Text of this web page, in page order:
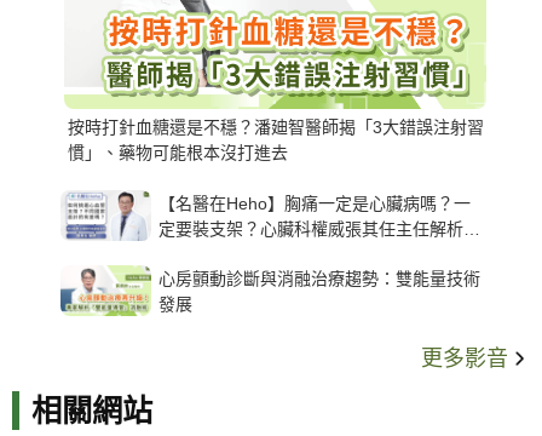
按時打針血糖還是不穩？潘廸智醫師揭「3大錯誤注射習
慣」、藥物可能根本沒打進去
【名醫在Heho】胸痛一定是心臟病嗎？一
定要裝支架？心臟科權威張其任主任解析支
心房顫動診斷與消融治療趨勢：雙能量技術
發展
更多影音
相關網站